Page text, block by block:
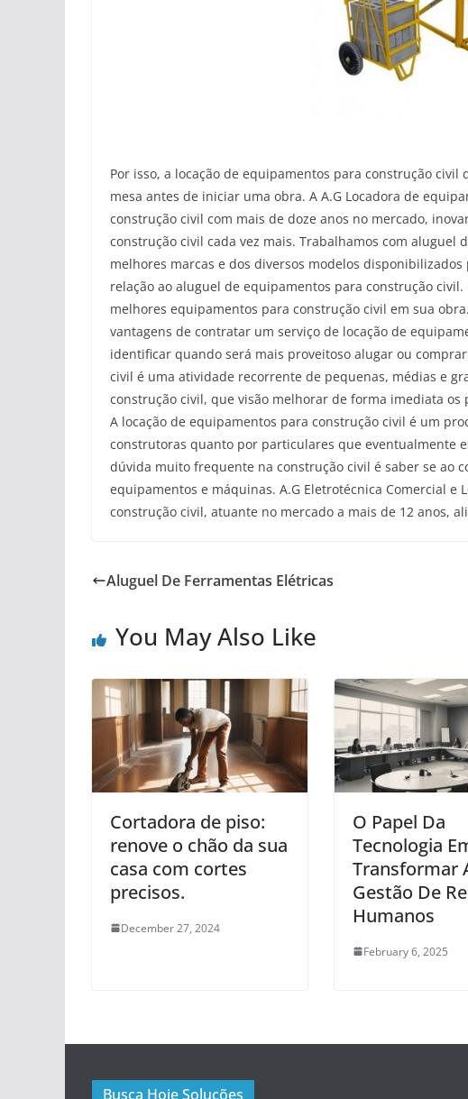
Por isso, a locação de equipamentos para construção
mesa antes de iniciar uma obra. A A.G Locadora de
construção civil com mais de doze anos no mercado,
construção civil cada vez mais. Trabalhamos com aluguel
melhores marcas e dos diversos modelos
relação ao aluguel de equipamentos para construção civil.
melhores equipamentos para construção civil em sua
vantagens de contratar um serviço de locação de
identificar quando será mais proveitoso alugar ou
civil é uma atividade recorrente de pequenas, médias e
construção civil, que visão melhorar de forma imediata os
A locação de equipamentos para construção civil é um
construtoras quanto por particulares que eventualmente
dúvida muito frequente na construção civil é saber se ao
equipamentos e máquinas. A.G Eletrotécnica Comercial e
construção civil, atuante no mercado a mais de 12 anos,
Aluguel De Ferramentas Elétricas
You May Also Like
Cortadora de piso:
renove o chão da sua
casa com cortes
precisos.
December 27, 2024
O Papel Da
Tecnologia
Transformar
Gestão De
Humanos
February 6, 2025
Busca Hoje Soluções